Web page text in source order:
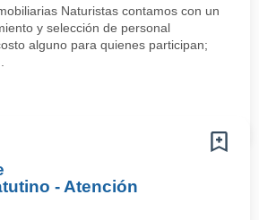
Naturistas contamos con un
y selección de personal
alguno para quienes participan;
- Atención